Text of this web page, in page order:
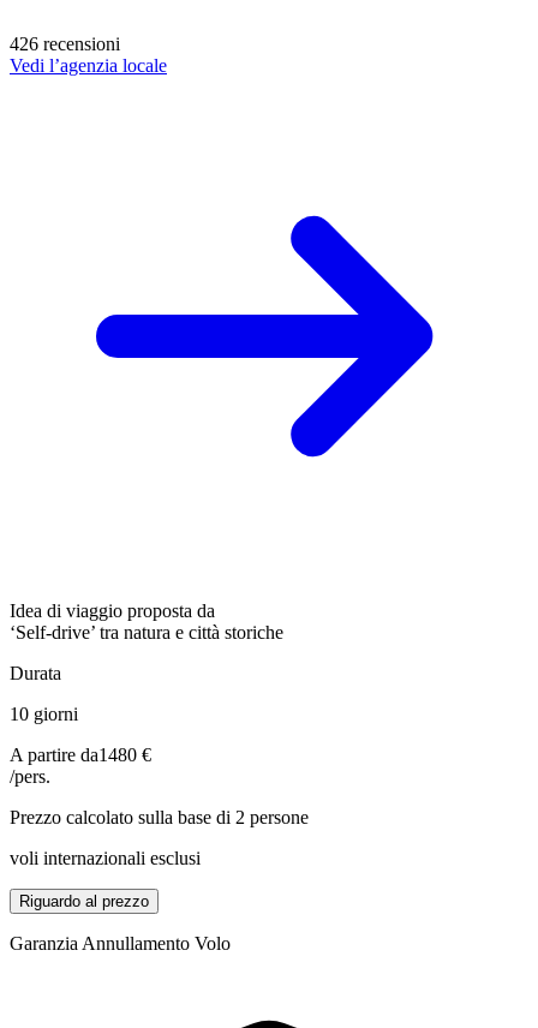
426 recensioni
Vedi l’agenzia locale
Idea di viaggio proposta da
‘Self-drive’ tra natura e città storiche
Durata
10 giorni
A partire da1480 €
/pers.
Prezzo calcolato sulla base di 2 persone
voli internazionali esclusi
Riguardo al prezzo
Garanzia Annullamento Volo